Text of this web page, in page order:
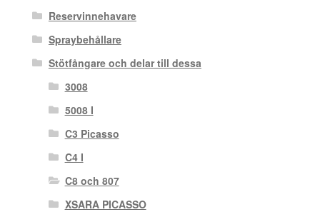
Reservinnehavare
Spraybehållare
Stötfångare och delar till dessa
3008
5008 I
C3 Picasso
C4 I
C8 och 807
XSARA PICASSO